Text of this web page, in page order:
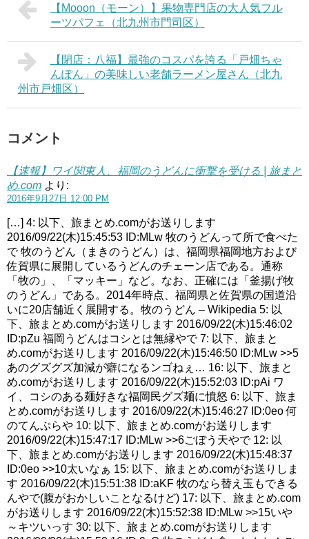
【Mooon（モーン）】果物専門店の大人気フル
ーツパフェ（北九州市門司区）
【閉店：八福】最強のコスパを誇る「戸畑ちゃ
んぽん」の美味しい老舗ラーメン屋さん（北九
州市戸畑区）
コメント
【速報】ワイ関東人、福岡のうどんに衝撃を受ける | 旅まと
め.com より:
2016年9月27日 12:00 PM
[…] 4: 以下、旅まとめ.comがお送りします
2016/09/22(木)15:45:53 ID:MLw 牧のうどんって所で食べた
で 牧のうどん（まきのうどん）は、福岡県福岡地方および
佐賀県に展開しているうどんのチェーン店である。通称
「牧の」、「マッキー」など。なお、正確には「釜揚げ牧
のうどん」である。2014年時点、福岡県と佐賀県の国道沿
いに20店舗近く展開する。牧のうどん – Wikipedia 5: 以
下、旅まとめ.comがお送りします 2016/09/22(木)15:46:02
ID:pZu 福岡うどんはコシとは無縁やで 7: 以下、旅まと
め.comがお送りします 2016/09/22(木)15:46:50 ID:MLw >>5
あのグズグズ加減が癖になるンゴねぇ… 16: 以下、旅まと
め.comがお送りします 2016/09/22(木)15:52:03 ID:pAi ワ
イ、コシのある麺好きな福岡民グズ麺に憤怒 6: 以下、旅ま
とめ.comがお送りします 2016/09/22(木)15:46:27 ID:0eo 何
のてんぷらや 10: 以下、旅まとめ.comがお送りします
2016/09/22(木)15:47:17 ID:MLw >>6ごぼう天やで 12: 以
下、旅まとめ.comがお送りします 2016/09/22(木)15:48:37
ID:0eo >>10太いなぁ 15: 以下、旅まとめ.comがお送りしま
す 2016/09/22(木)15:51:38 ID:aKF 牧のなら替え玉もできる
んやで(腹がおかしいことなるけど) 17: 以下、旅まとめ.com
がお送りします 2016/09/22(木)15:52:38 ID:MLw >>15いや
～キツいっす 30: 以下、旅まとめ.comがお送りします